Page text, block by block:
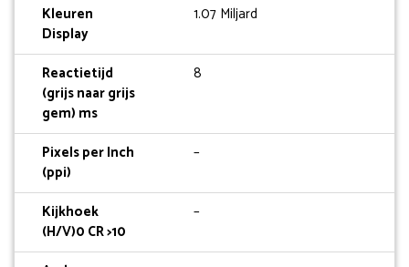
Kleuren
Display
1.07 Miljard
Reactietijd
(grijs naar grijs
gem) ms
8
Pixels per Inch
(ppi)
–
Kijkhoek
(H/V)0 CR >10
–